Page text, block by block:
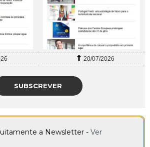
20/07/2026
SUBSCREVER
a Newsletter - Ver